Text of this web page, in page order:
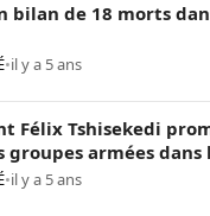
bilan de 18 morts
•il y a 5 ans
Félix Tshisekedi
armées dans
•il y a 5 ans